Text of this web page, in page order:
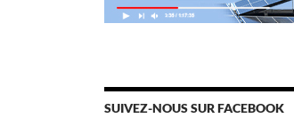
SUIVEZ-NOUS SUR FACEBOOK